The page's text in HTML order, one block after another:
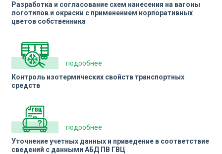
Разработка и согласование схем нанесения на вагоны
логотипов и окраски с применением корпоративных
цветов собственника
подробнее
Контроль изотермических свойств транспортных
средств
подробнее
Уточнение учетных данных и приведение в соответствие
сведений с данными АБД ПВ ГВЦ